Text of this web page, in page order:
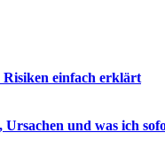
einfach erklärt
Ursachen und was ich